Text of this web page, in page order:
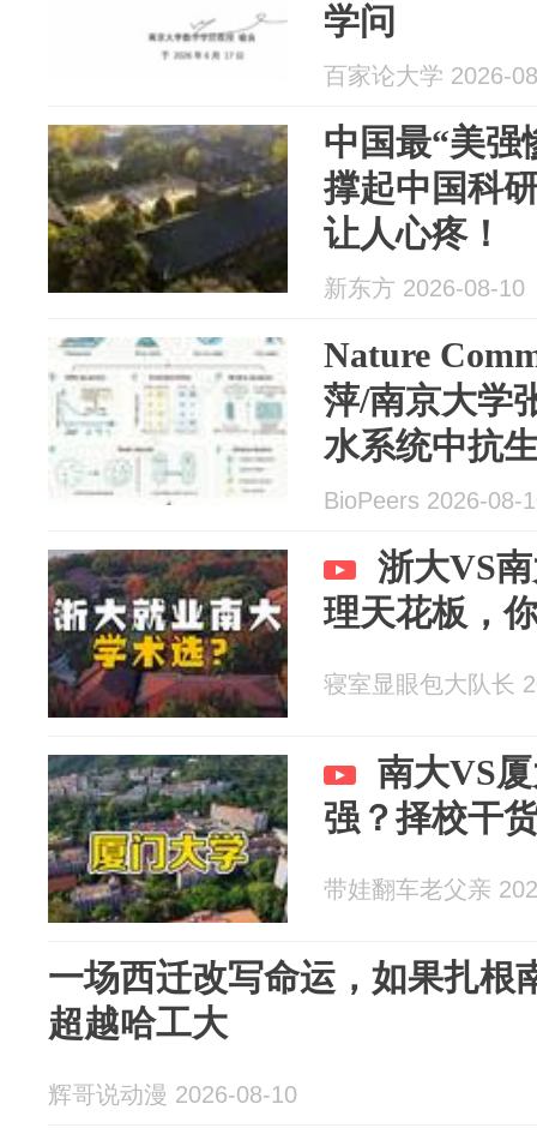
学问
百家论大学 2026-
中国最“美强
撑起中国科
让人心疼！
新东方 2026-08-10
Nature
萍/南京大学
水系统中抗
连通性
BioPeers 2026-08-
浙大VS
理天花板，
寝室显眼包大队长
南大VS
强？择校干
带娃翻车老父亲
一场西迁改写命运，如果扎根
超越哈工大
辉哥说动漫 2026-08-10